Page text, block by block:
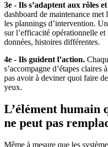
3e - Ils s’adaptent aux rôles
dashboard de maintenance met
les plannings d’intervention.
sur l’efficacité opérationnelle
données, histoires différentes.
4e - Ils guident l’action.
s’accompagne d’étapes
pas avoir à deviner quoi faire
yeux.
L’élément humain
ne peut pas
Même à mesure que les